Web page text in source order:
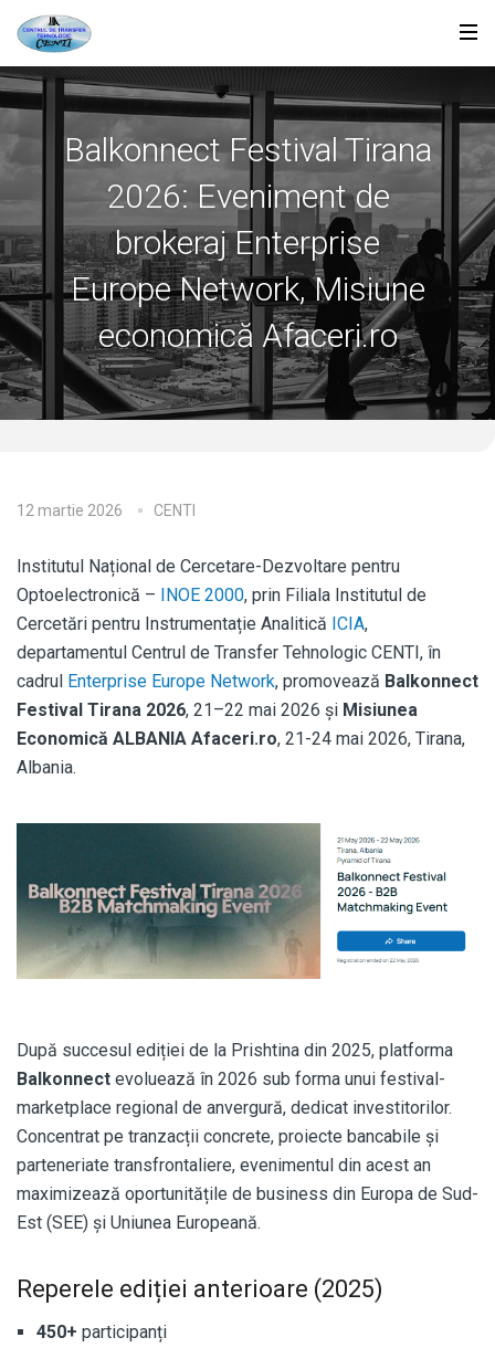
Balkonnect Festival Tirana
2026: Eveniment de
brokeraj Enterprise
Europe Network, Misiune
economică Afaceri.ro
12 martie 2026 CENTI
Institutul Național de Cercetare-Dezvoltare pentru
Optoelectronică – INOE 2000, prin Filiala Institutul de
Cercetări pentru Instrumentație Analitică ICIA,
departamentul Centrul de Transfer Tehnologic CENTI, în
cadrul Enterprise Europe Network, promovează Balkonnect
Festival Tirana 2026, 21–22 mai 2026 și Misiunea
Economică ALBANIA Afaceri.ro, 21-24 mai 2026, Tirana,
Albania.
După succesul ediției de la Prishtina din 2025, platforma
Balkonnect evoluează în 2026 sub forma unui festival-
marketplace regional de anvergură, dedicat investitorilor.
Concentrat pe tranzacții concrete, proiecte bancabile și
parteneriate transfrontaliere, evenimentul din acest an
maximizează oportunitățile de business din Europa de Sud-
Est (SEE) și Uniunea Europeană.
Reperele ediției anterioare (2025)
450+ participanți